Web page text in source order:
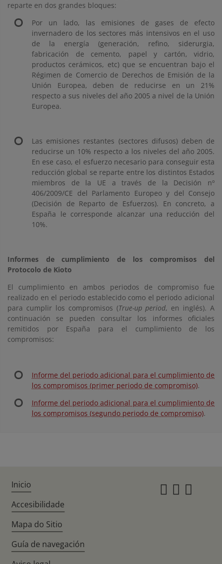
reparte en dos grandes bloques:
Por un lado, las emisiones de gases de efecto
invernadero de los sectores más intensivos en el uso
de la energía (generación, refino, siderurgia,
fabricación de cemento, papel y cartón, vidrio,
productos cerámicos, etc) que se encuentran bajo el
Régimen de Comercio de Derechos de Emisión de la
Unión Europea, deben de reducirse en un 21%
respecto a sus niveles del año 2005 a nivel de la Unión
Europea.
Las emisiones restantes (sectores difusos) deben de
reducirse un 10% respecto a los niveles del año 2005.
En ese caso, el esfuerzo necesario para conseguir esta
reducción global se reparte entre los distintos Estados
miembros de la UE a través de la Decisión nº
406/2009/CE del Parlamento Europeo y del Consejo
(Decisión de Reparto de Esfuerzos). En concreto, a
España le corresponde alcanzar una reducción del
10%.
Informes de cumplimiento de los compromisos del
Protocolo de Kioto
El cumplimiento en ambos periodos de compromiso fue
realizado en el periodo establecido como el periodo adicional
para cumplir los compromisos (True-up period, en inglés). A
continuación se pueden consultar los informes oficiales
remitidos por España para el cumplimiento de los
compromisos:
Informe del periodo adicional para el cumplimiento de
los compromisos (primer periodo de compromiso).
Informe del periodo adicional para el cumplimiento de
los compromisos (segundo periodo de compromiso).
Inicio
Accesibilidade
Mapa do Sitio
Guía de navegación